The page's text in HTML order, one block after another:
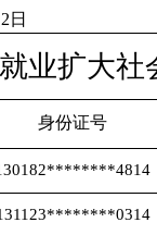
日
业扩大
身份证号